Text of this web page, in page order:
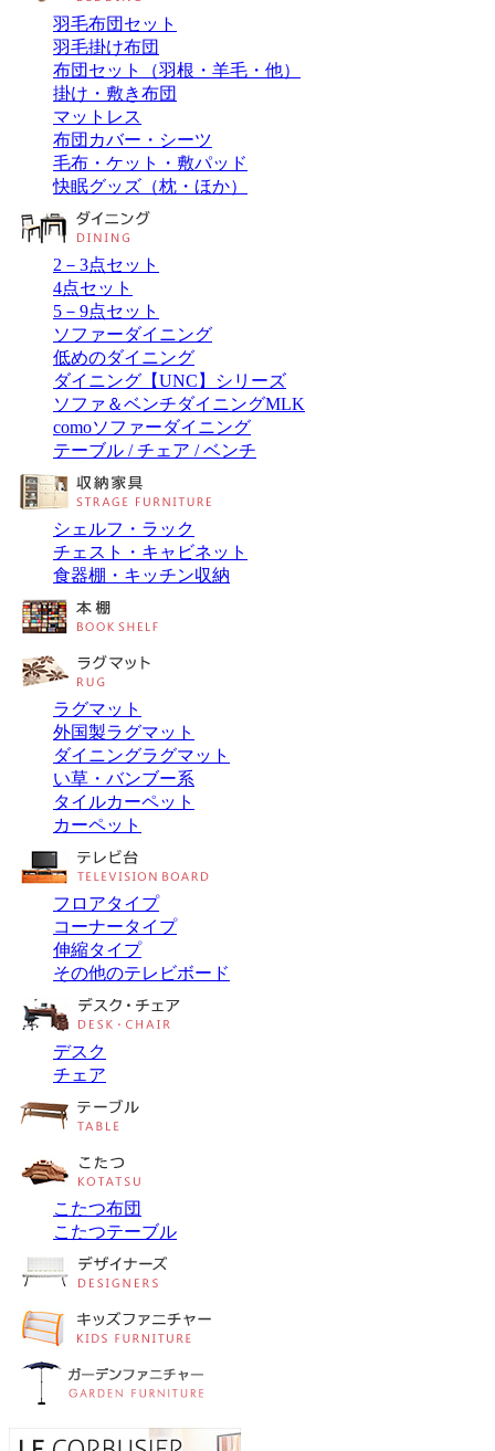
羽毛布団セット
羽毛掛け布団
布団セット（羽根・羊毛・他）
掛け・敷き布団
マットレス
布団カバー・シーツ
毛布・ケット・敷パッド
快眠グッズ（枕・ほか）
2－3点セット
4点セット
5－9点セット
ソファーダイニング
低めのダイニング
ダイニング【UNC】シリーズ
ソファ＆ベンチダイニングMLK
comoソファーダイニング
テーブル / チェア / ベンチ
シェルフ・ラック
チェスト・キャビネット
食器棚・キッチン収納
ラグマット
外国製ラグマット
ダイニングラグマット
い草・バンブー系
タイルカーペット
カーペット
フロアタイプ
コーナータイプ
伸縮タイプ
その他のテレビボード
デスク
チェア
こたつ布団
こたつテーブル